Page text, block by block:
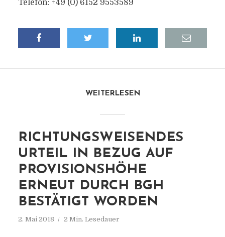
Telefon: +49 (0) 6152 9553589
WEITERLESEN
RICHTUNGSWEISENDES
URTEIL IN BEZUG AUF
PROVISIONSHÖHE
ERNEUT DURCH BGH
BESTÄTIGT WORDEN
2. Mai 2018 2 Min. Lesedauer